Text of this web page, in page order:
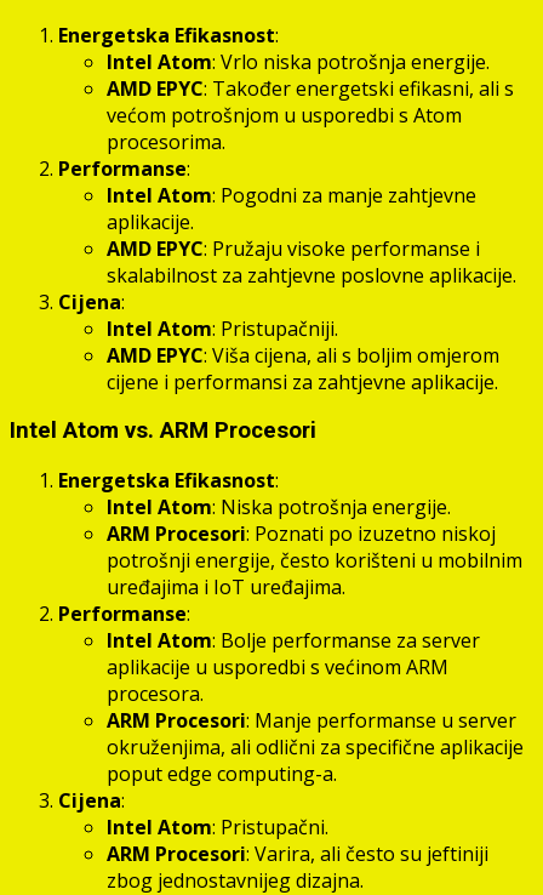
Energetska Efikasnost:
Intel Atom: Vrlo niska potrošnja energije.
AMD EPYC: Također energetski efikasni, ali s
većom potrošnjom u usporedbi s Atom
procesorima.
Performanse:
Intel Atom: Pogodni za manje zahtjevne
aplikacije.
AMD EPYC: Pružaju visoke performanse i
skalabilnost za zahtjevne poslovne aplikacije.
Cijena:
Intel Atom: Pristupačniji.
AMD EPYC: Viša cijena, ali s boljim omjerom
cijene i performansi za zahtjevne aplikacije.
Intel Atom vs. ARM Procesori
Energetska Efikasnost:
Intel Atom: Niska potrošnja energije.
ARM Procesori: Poznati po izuzetno niskoj
potrošnji energije, često korišteni u mobilnim
uređajima i IoT uređajima.
Performanse:
Intel Atom: Bolje performanse za server
aplikacije u usporedbi s većinom ARM
procesora.
ARM Procesori: Manje performanse u server
okruženjima, ali odlični za specifične aplikacije
poput edge computing-a.
Cijena:
Intel Atom: Pristupačni.
ARM Procesori: Varira, ali često su jeftiniji
zbog jednostavnijeg dizajna.